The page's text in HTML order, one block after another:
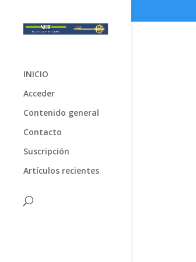
INICIO
Acceder
Contenido general
Contacto
Suscripción
Artículos recientes